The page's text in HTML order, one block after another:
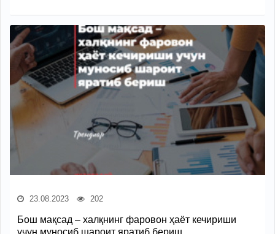
23.08.2023 202
Бош мақсад – халқнинг фаровон ҳаёт кечириши
учун муносиб шароит яратиб бериш